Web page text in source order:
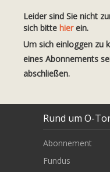
Leider sind Sie nicht
sich bitte hierein.
Um sich einloggen zu
eines Abonnements
abschließen.
Rund um O-
Abonnement
Fundus